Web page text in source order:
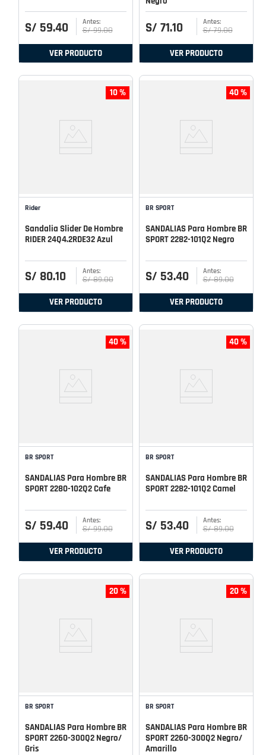
S/ 59.40 S/ 99.00
VER PRODUCTO
S/ 71.10 S/ 79.00
VER PRODUCTO
10 %
Rider
Sandalia Slider De Hombre
RIDER 24Q4.2RDE32 Azul
S/ 80.10 S/ 89.00
VER PRODUCTO
40 %
BR SPORT
SANDALIAS Para Hombre BR
SPORT 2282-101Q2 Negro
S/ 53.40 S/ 89.00
VER PRODUCTO
40 %
BR SPORT
SANDALIAS Para Hombre BR
SPORT 2280-102Q2 Cafe
S/ 59.40 S/ 99.00
VER PRODUCTO
40 %
BR SPORT
SANDALIAS Para Hombre BR
SPORT 2282-101Q2 Camel
S/ 53.40 S/ 89.00
VER PRODUCTO
20 %
BR SPORT
SANDALIAS Para Hombre BR
SPORT 2260-300Q2 Negro/
Gris
20 %
BR SPORT
SANDALIAS Para Hombre BR
SPORT 2260-300Q2 Negro/
Amarillo